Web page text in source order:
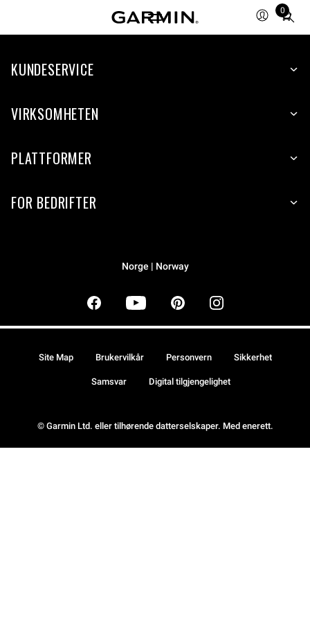
0
Total
items
cart:
KUNDESERVICE
VIRKSOMHETEN
PLATTFORMER
FOR BEDRIFTER
Norge | Norway
© Garmin Ltd. eller tilhørende datterselskaper. Med enerett.
Site Map Brukervilkår Personvern Sikkerhet
Samsvar Digital tilgjengelighet